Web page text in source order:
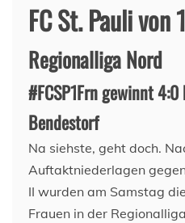
FC St. Pauli von
Regionalliga Nord
#FCSP1Frn gewinnt
Bendestorf
Na siehste, geht doch.
Auftaktniederlagen
II wurden am Samstag
Frauen in der